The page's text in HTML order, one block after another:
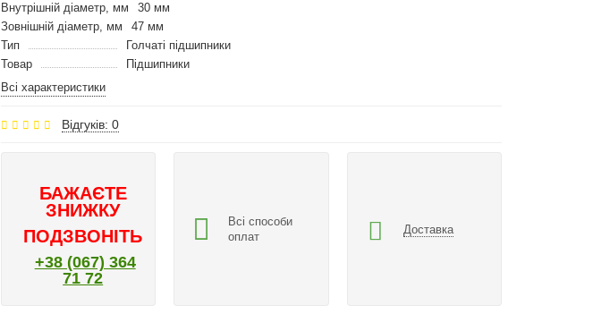
Внутрішній діаметр, мм
30 мм
Зовнішній діаметр, мм
47 мм
Тип
Голчаті підшипники
Товар
Підшипники
Всі характеристики
Відгуків: 0
БАЖАЄТЕ
ЗНИЖКУ
ПОДЗВОНІТЬ
+38 (067) 364
71 72
Всі способи
оплат
Доставка